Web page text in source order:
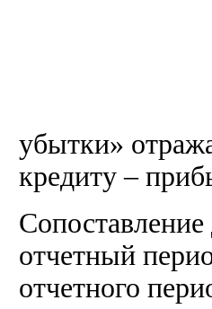
убытки»
кредиту –
Сопоставление
отчетный
отчетного